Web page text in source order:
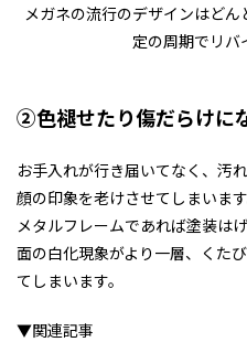
メガネの流行のデザインはど
定の周期でリバ
②色褪せたり傷だらけに
お手入れが行き届いてなく、汚
顔の印象を老けさせてしまいます
メタルフレームであれば塗装は
面の白化現象がより一層、くた
てしまいます。
▼関連記事